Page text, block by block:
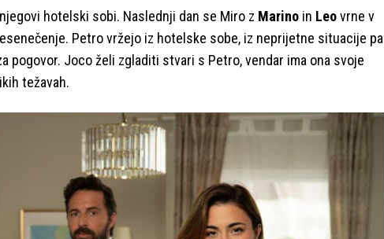
hotelski sobi. Naslednji dan se Miro z Marino in Leovrne v
Petro vržejo iz hotelske sobe, iz neprijetne situacije pa
pogovor. Joco želi zgladiti stvari s Petro, vendar ima ona svoje
težavah.